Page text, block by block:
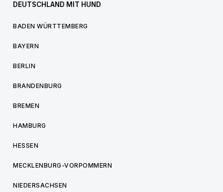
DEUTSCHLAND MIT HUND
BADEN WÜRTTEMBERG
BAYERN
BERLIN
BRANDENBURG
BREMEN
HAMBURG
HESSEN
MECKLENBURG-VORPOMMERN
NIEDERSACHSEN